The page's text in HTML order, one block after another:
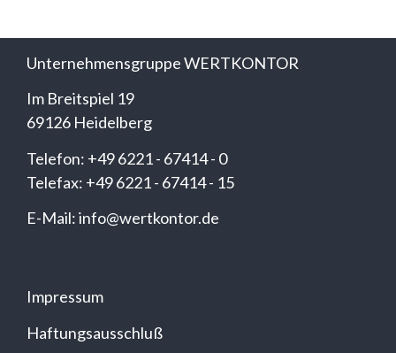
Unternehmensgruppe WERTKONTOR
Im Breitspiel 19
69126 Heidelberg
Telefon: +49 6221 - 67414 - 0
Telefax: +49 6221 - 67414 - 15
E-Mail: info@wertkontor.de
Impressum
Haftungsausschluß